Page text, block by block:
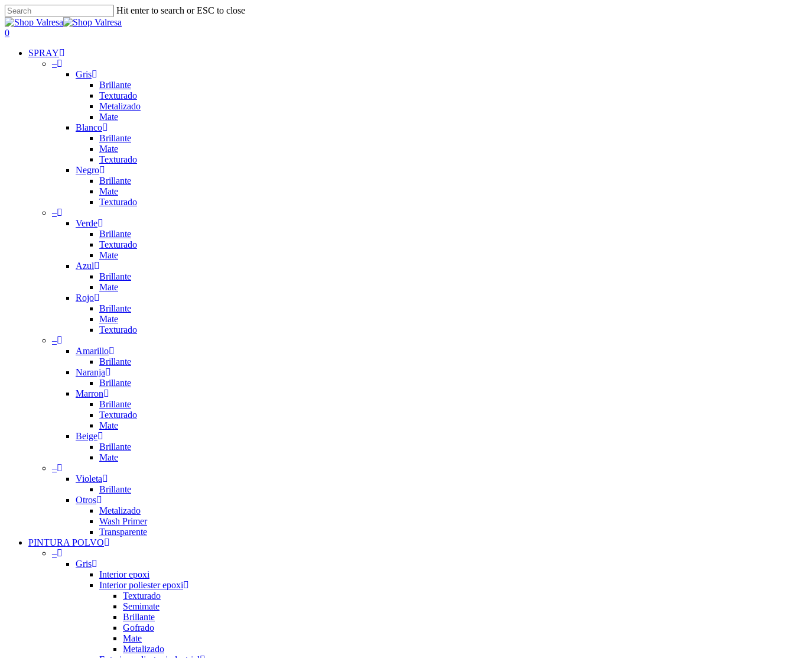
Skip
to
main
Hit enter to search or ESC to close
Close
Search
search
account
0
SPRAY
–
Gris
Brillante
Texturado
Metalizado
Mate
Blanco
Brillante
Mate
Texturado
Negro
Brillante
Mate
Texturado
–
Verde
Brillante
Texturado
Mate
Azul
Brillante
Mate
Rojo
Brillante
Mate
Texturado
–
Amarillo
Brillante
Naranja
Brillante
Marron
Brillante
Texturado
Mate
Beige
Brillante
Mate
–
Violeta
Brillante
Otros
Metalizado
Wash Primer
Transparente
PINTURA POLVO
–
Gris
Interior epoxi
Interior poliester epoxi
Texturado
Semimate
Brillante
Gofrado
Mate
Metalizado